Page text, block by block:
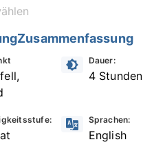
Zusammenfassung
Dauer:
4 Stunden
Sprachen:
English